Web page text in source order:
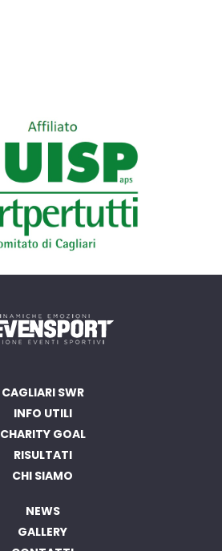
CAGLIARI SWR
INFO UTILI
CHARITY GOAL
RISULTATI
CHI SIAMO
NEWS
GALLERY